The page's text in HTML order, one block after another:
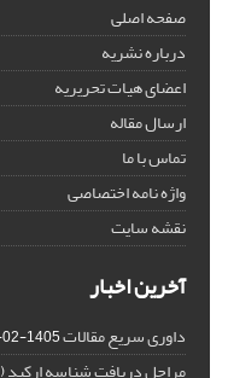
صفحه اصلی
درباره نشریه
اعضای هیات تحریریه
ارسال مقاله
تماس با ما
واژه نامه اختصاصی
نقشه سایت
آخرین اخبار
داوری سریع مقالات1405-02-18